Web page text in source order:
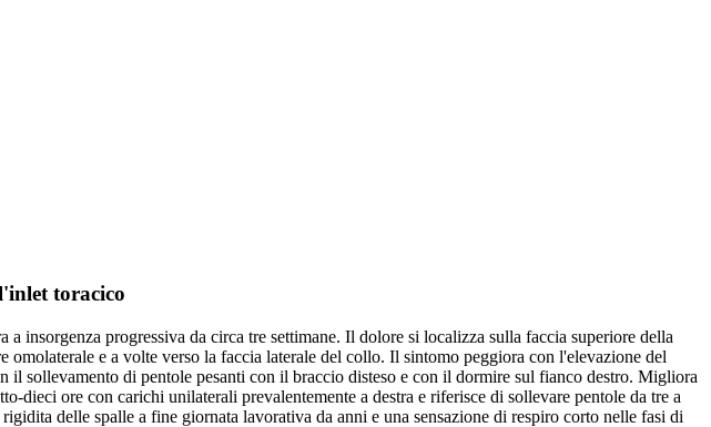
toracico
insorgenza progressiva da circa tre settimane. Il dolore si localizza sulla faccia superiore della
e a volte verso la faccia laterale del collo. Il sintomo peggiora con l'elevazione del
sollevamento di pentole pesanti con il braccio disteso e con il dormire sul fianco destro. Migliora
ore con carichi unilaterali prevalentemente a destra e riferisce di sollevare pentole da tre a
delle spalle a fine giornata lavorativa da anni e una sensazione di respiro corto nelle fasi di